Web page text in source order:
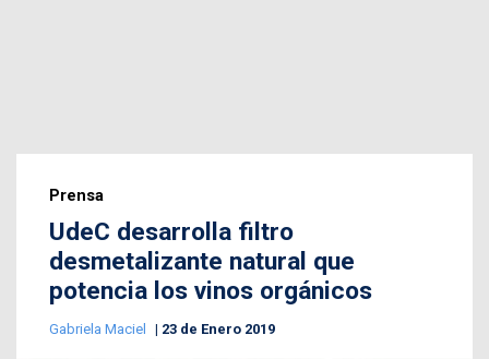
Prensa
UdeC desarrolla filtro
desmetalizante natural que
potencia los vinos orgánicos
Gabriela Maciel 23 de Enero 2019